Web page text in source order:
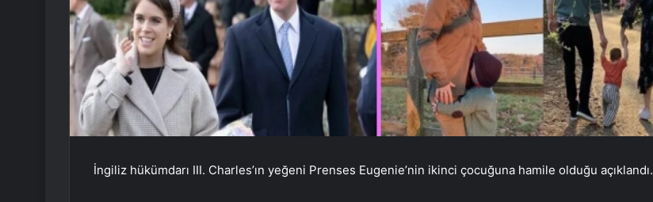
İngiliz hükümdarı III. Charles’ın yeğeni Prenses Eugenie’nin ikinci çocuğuna hamile olduğu açıklandı.